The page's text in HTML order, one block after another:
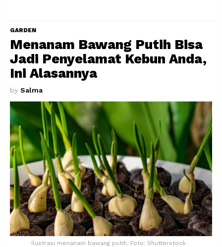
GARDEN
Menanam Bawang Putih Bisa
Jadi Penyelamat Kebun Anda,
Ini Alasannya
by Salma
Ilustrasi menanam bawang putih. Foto: Shutterstock